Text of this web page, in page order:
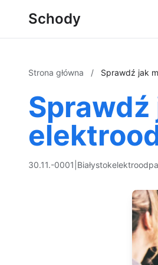
Schody
Strona główna / Sprawdź jak
30.11.-0001 Białystok